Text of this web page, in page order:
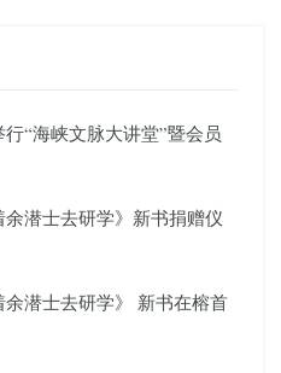
“海峡文脉大讲堂”暨会员
潜士去研学》新书捐赠仪
潜士去研学》 新书在榕首